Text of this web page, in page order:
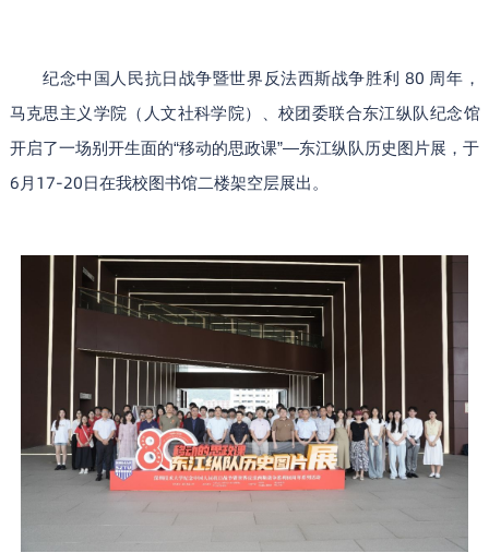
纪念中国人民抗日战争暨世界反法西斯战争胜利 80 周年，
马克思主义学院（人文社科学院）、校团委联合东江纵队纪念馆
开启了一场别开生面的“移动的思政课”—东江纵队历史图片展，于
6 月 17-20日在我校图书馆二楼架空层展出。